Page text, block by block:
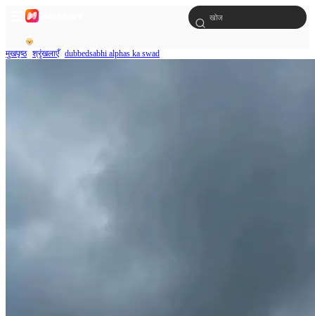
मुखपृष्ठ श्रृंखलाएँ dubbedsabhi alphas ka swad